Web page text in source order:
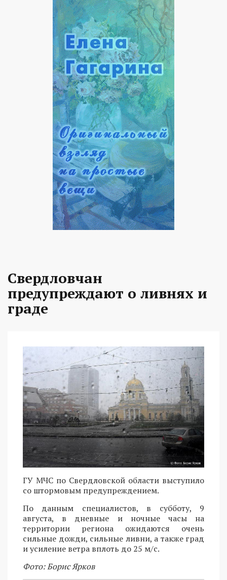
Свердловчан
предупреждают о ливнях и
граде
ГУ МЧС по Свердловской области выступило
со штормовым предупреждением.
По данным специалистов, в субботу, 9
августа, в дневные и ночные часы на
территории региона ожидаются очень
сильные дожди, сильные ливни, а также град
и усиление ветра вплоть до 25 м/с.
Фото: Борис Ярков